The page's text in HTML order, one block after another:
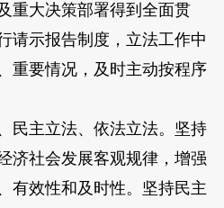
重大决策部署得到全面贯
请示报告制度，立法工作中
重要情况，及时主动按程序
主立法、依法立法。坚持
济社会发展客观规律，增强
有效性和及时性。坚持民主